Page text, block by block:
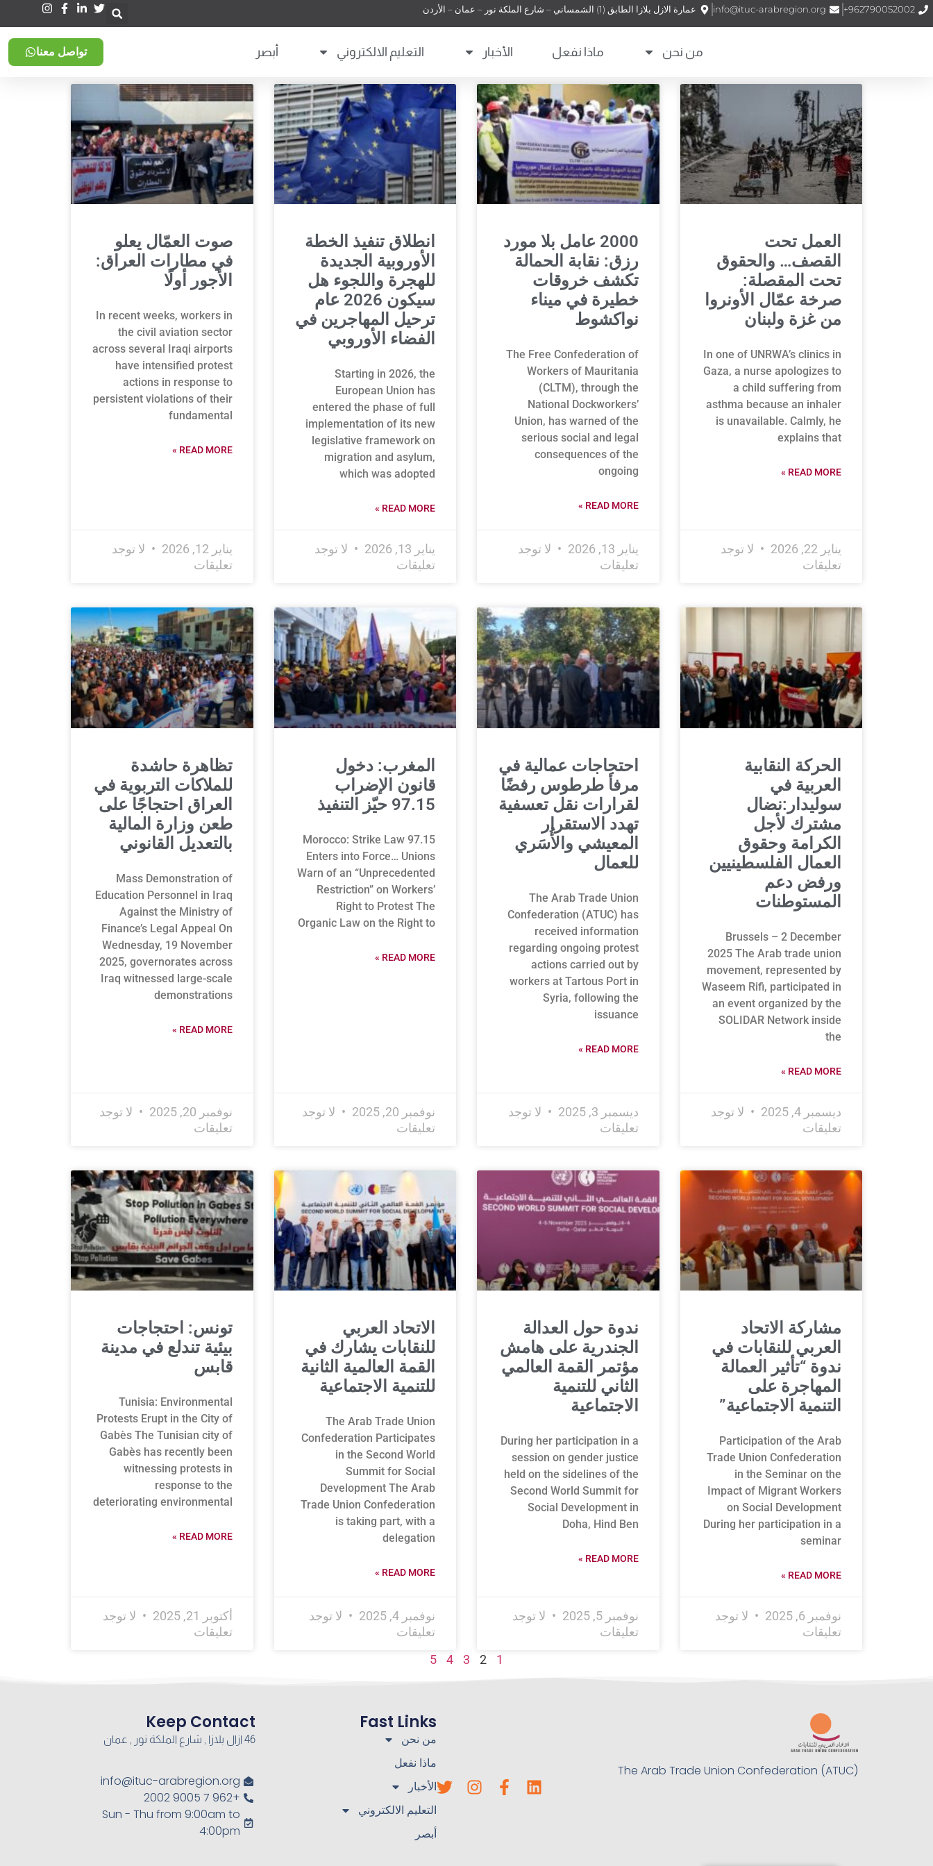
962790052002+
info@ituc-arabregion.org عمارة الازل بلازا الطابق (1) الشمساني – شارع الملكة نور – عمان – الأردن
من نحن ماذا نفعل الأخبار التعليم الالكتروني أبصر تواصل معنا
العمل تحت
القصف… والحقوق
تحت المقصلة:
صرخة عمّال الأونروا
من غزة ولبنان
In one of UNRWA’s clinics in
Gaza, a nurse apologizes to
a child suffering from
asthma because an inhaler
is unavailable. Calmly, he
explains that
READ MORE »
يناير 22, 2026
لا توجد
تعليقات
2000 عامل بلا مورد
رزق: نقابة الحمالة
تكشف خروقات
خطيرة في ميناء
نواكشوط
The Free Confederation of
Workers of Mauritania
(CLTM), through the
National Dockworkers’
Union, has warned of the
serious social and legal
consequences of the
ongoing
READ MORE »
يناير 13, 2026
لا توجد
تعليقات
انطلاق تنفيذ الخطة
الأوروبية الجديدة
للهجرة واللجوء هل
سيكون 2026 عام
ترحيل المهاجرين في
الفضاء الأوروبي
Starting in 2026, the
European Union has
entered the phase of full
implementation of its new
legislative framework on
migration and asylum,
which was adopted
READ MORE »
يناير 13, 2026
لا توجد
تعليقات
صوت العمّال يعلو
في مطارات العراق:
الأجور أولًا
In recent weeks, workers in
the civil aviation sector
across several Iraqi airports
have intensified protest
actions in response to
persistent violations of their
fundamental
READ MORE »
يناير 12, 2026
لا توجد
تعليقات
الحركة النقابية
العربية في
سوليدار:نضال
مشترك لأجل
الكرامة وحقوق
العمال الفلسطينيين
ورفض دعم
المستوطنات
Brussels – 2 December
2025 The Arab trade union
movement, represented by
Waseem Rifi, participated in
an event organized by the
SOLIDAR Network inside
the
READ MORE »
ديسمبر 4, 2025
لا توجد
تعليقات
احتجاجات عمالية في
مرفأ طرطوس رفضًا
لقرارات نقل تعسفية
تهدد الاستقرار
المعيشي والأُسَري
للعمال
The Arab Trade Union
Confederation (ATUC) has
received information
regarding ongoing protest
actions carried out by
workers at Tartous Port in
Syria, following the
issuance
READ MORE »
ديسمبر 3, 2025
لا توجد
تعليقات
المغرب: دخول
قانون الإضراب
97.15 حيّز التنفيذ
Morocco: Strike Law 97.15
Enters into Force… Unions
Warn of an “Unprecedented
Restriction” on Workers’
Right to Protest The
Organic Law on the Right to
READ MORE »
نوفمبر 20, 2025
لا توجد
تعليقات
تظاهرة حاشدة
للملاكات التربوية في
العراق احتجاجًا على
طعن وزارة المالية
بالتعديل القانوني
Mass Demonstration of
Education Personnel in Iraq
Against the Ministry of
Finance’s Legal Appeal On
Wednesday, 19 November
2025, governorates across
Iraq witnessed large-scale
demonstrations
READ MORE »
نوفمبر 20, 2025
لا توجد
تعليقات
مشاركة الاتحاد
العربي للنقابات في
ندوة “تأثير العمالة
المهاجرة على
التنمية الاجتماعية”
Participation of the Arab
Trade Union Confederation
in the Seminar on the
Impact of Migrant Workers
on Social Development
During her participation in a
seminar
READ MORE »
نوفمبر 6, 2025
لا توجد
تعليقات
ندوة حول العدالة
الجندرية على هامش
مؤتمر القمة العالمي
الثاني للتنمية
الاجتماعية
During her participation in a
session on gender justice
held on the sidelines of the
Second World Summit for
Social Development in
Doha, Hind Ben
READ MORE »
نوفمبر 5, 2025
لا توجد
تعليقات
الاتحاد العربي
للنقابات يشارك في
القمة العالمية الثانية
للتنمية الاجتماعية
The Arab Trade Union
Confederation Participates
in the Second World
Summit for Social
Development The Arab
Trade Union Confederation
is taking part, with a
delegation
READ MORE »
نوفمبر 4, 2025
لا توجد
تعليقات
تونس: احتجاجات
بيئية تندلع في مدينة
قابس
Tunisia: Environmental
Protests Erupt in the City of
Gabès The Tunisian city of
Gabès has recently been
witnessing protests in
response to the
deteriorating environmental
READ MORE »
أكتوبر 21, 2025
لا توجد
تعليقات
1
2
3
4
5
The Arab Trade Union Confederation (ATUC)
Fast Links
من نحن
ماذا نفعل
الأخبار
التعليم الالكتروني
أبصر
Keep Contact
46 ازال بلازا , شارع الملكة نور , عمان
info@ituc-arabregion.org
+962 7 9005 2002
Sun - Thu from 9:00am to
4:00pm